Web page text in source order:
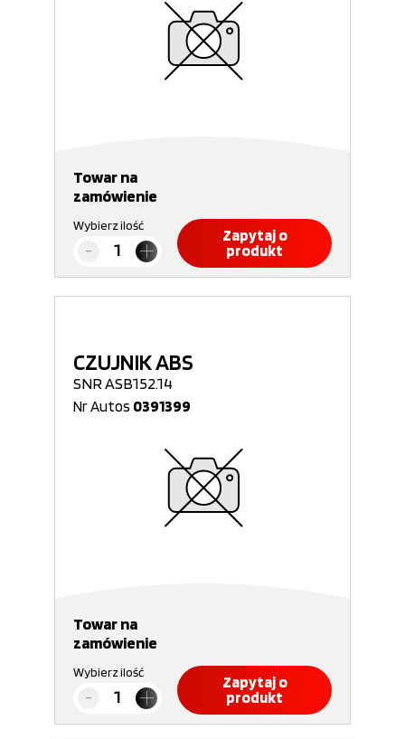
Towar na
zamówienie
Wybierz ilość
Zapytaj o
produkt
CZUJNIK ABS
SNR ASB152.14
Nr Autos 0391399
Towar na
zamówienie
Wybierz ilość
Zapytaj o
produkt